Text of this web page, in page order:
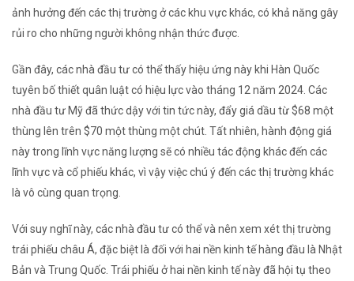
ảnh hưởng đến các thị trường ở các khu vực khác, có khả năng gây
rủi ro cho những người không nhận thức được.
Gần đây, các nhà đầu tư có thể thấy hiệu ứng này khi Hàn Quốc
tuyên bố thiết quân luật có hiệu lực vào tháng 12 năm 2024. Các
nhà đầu tư Mỹ đã thức dậy với tin tức này, đẩy giá dầu từ $68 một
thùng lên trên $70 một thùng một chút. Tất nhiên, hành động giá
này trong lĩnh vực năng lượng sẽ có nhiều tác động khác đến các
lĩnh vực và cổ phiếu khác, vì vậy việc chú ý đến các thị trường khác
là vô cùng quan trọng.
Với suy nghĩ này, các nhà đầu tư có thể và nên xem xét thị trường
trái phiếu châu Á, đặc biệt là đối với hai nền kinh tế hàng đầu là Nhật
Bản và Trung Quốc. Trái phiếu ở hai nền kinh tế này đã hội tụ theo